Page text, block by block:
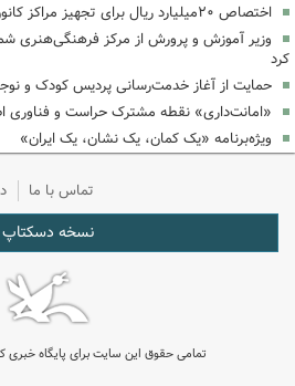
اختصاص ۲۰میلیارد ریال برای تجهیز مراکز کانون در جنوب استان اردبیل
وزیر آموزش و پرورش از مرکز فرهنگی‌هنری
کرد
حمایت از آغاز خدمت‌رسانی پردیس کودک و
«امانت‌داری» نقطه مشترک حراست و فناوری
ویژه‌برنامه «یک کمان، یک نشان، یک ایران»
تماس با ما
نسخه دسکتاپ
تمامی حقوق این سایت برای پایگاه خبری